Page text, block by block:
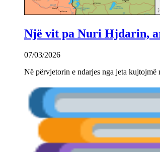
Një vit pa Nuri Hjdarin,
07/03/2026
Në përvjetorin e ndarjes nga jeta